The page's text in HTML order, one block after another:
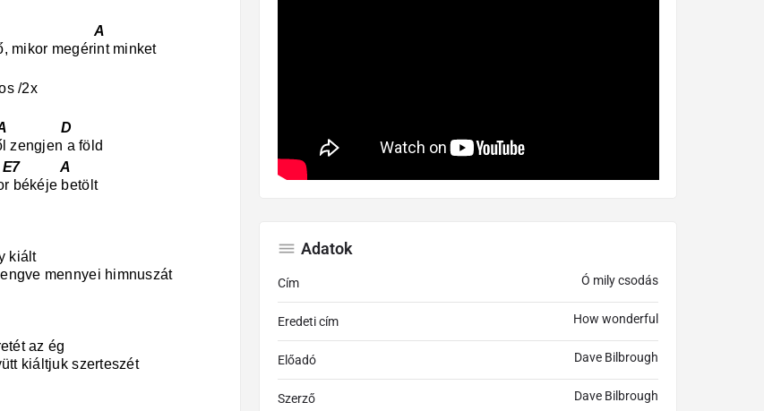
A
mikor megérint minket
/2x
D
zengjen a föld
A
békéje betölt
kiált
mennyei himnuszát
az ég
kiáltjuk szerteszét
Adatok
Cím Ó mily csodás
Eredeti cím How wonderful
Előadó Dave Bilbrough
Szerző Dave Bilbrough